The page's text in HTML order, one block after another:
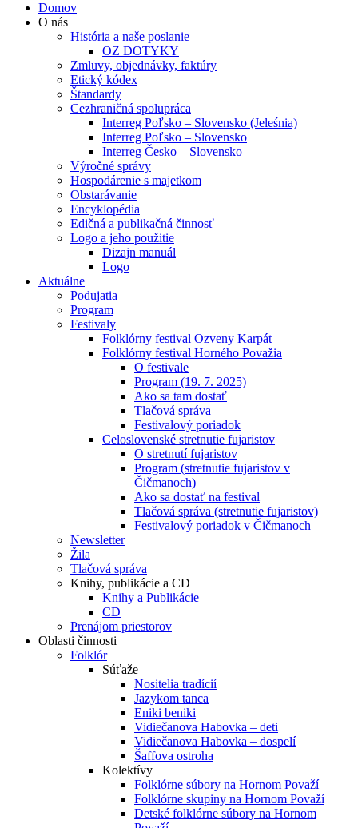
Domov
O nás
História a naše poslanie
OZ DOTYKY
Zmluvy, objednávky, faktúry
Etický kódex
Štandardy
Cezhraničná spolupráca
Interreg Poľsko – Slovensko (Jeleśnia)
Interreg Poľsko – Slovensko
Interreg Česko – Slovensko
Výročné správy
Hospodárenie s majetkom
Obstarávanie
Encyklopédia
Edičná a publikačná činnosť
Logo a jeho použitie
Dizajn manuál
Logo
Aktuálne
Podujatia
Program
Festivaly
Folklórny festival Ozveny Karpát
Folklórny festival Horného Považia
O festivale
Program (19. 7. 2025)
Ako sa tam dostať
Tlačová správa
Festivalový poriadok
Celoslovenské stretnutie fujaristov
O stretnutí fujaristov
Program (stretnutie fujaristov v
Čičmanoch)
Ako sa dostať na festival
Tlačová správa (stretnutie fujaristov)
Festivalový poriadok v Čičmanoch
Newsletter
Žila
Tlačová správa
Knihy, publikácie a CD
Knihy a Publikácie
CD
Prenájom priestorov
Oblasti činnosti
Folklór
Súťaže
Nositelia tradícií
Jazykom tanca
Eniki beniki
Vidiečanova Habovka – deti
Vidiečanova Habovka – dospelí
Šaffova ostroha
Kolektívy
Folklórne súbory na Hornom Považí
Folklórne skupiny na Hornom Považí
Detské folklórne súbory na Hornom